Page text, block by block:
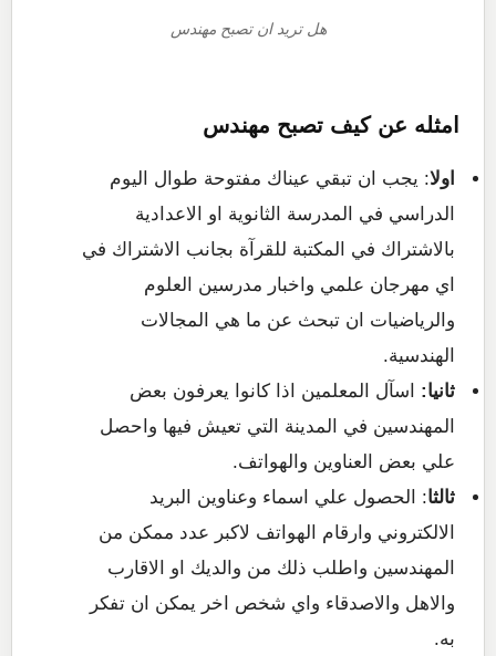
هل تريد ان تصبح مهندس
امثله عن كيف تصبح مهندس
اولا: يجب ان تبقي عيناك مفتوحة طوال اليوم
الدراسي في المدرسة الثانوية او الاعدادية
بالاشتراك في المكتبة للقرآة بجانب الاشتراك في
اي مهرجان علمي واخبار مدرسين العلوم
والرياضيات ان تبحث عن ما هي المجالات
الهندسية.
ثانيا: اسآل المعلمين اذا كانوا يعرفون بعض
المهندسين في المدينة التي تعيش فيها واحصل
علي بعض العناوين والهواتف.
ثالثا: الحصول علي اسماء وعناوين البريد
الالكتروني وارقام الهواتف لاكبر عدد ممكن من
المهندسين واطلب ذلك من والديك او الاقارب
والاهل والاصدقاء واي شخص اخر يمكن ان تفكر
به.